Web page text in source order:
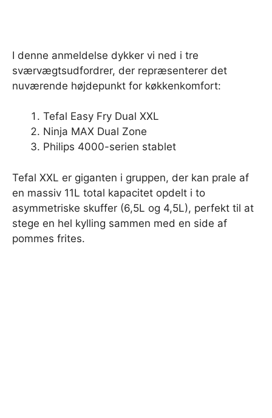
I denne anmeldelse dykker vi ned i tre
sværvægtsudfordrer, der repræsenterer det
nuværende højdepunkt for køkkenkomfort:
Tefal Easy Fry Dual XXL
Ninja MAX Dual Zone
Philips 4000-serien stablet
Tefal XXL er giganten i gruppen, der kan prale af
en massiv 11L total kapacitet opdelt i to
asymmetriske skuffer (6,5L og 4,5L), perfekt til at
stege en hel kylling sammen med en side af
pommes frites.